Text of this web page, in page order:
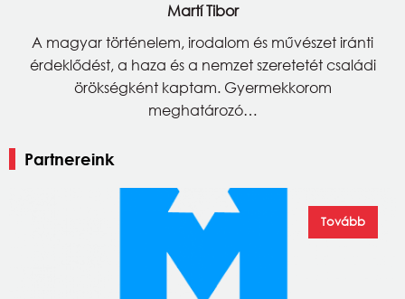
Martí Tibor
A magyar történelem, irodalom és művészet iránti
érdeklődést, a haza és a nemzet szeretetét családi
örökségként kaptam. Gyermekkorom
meghatározó…
Partnereink
Tovább